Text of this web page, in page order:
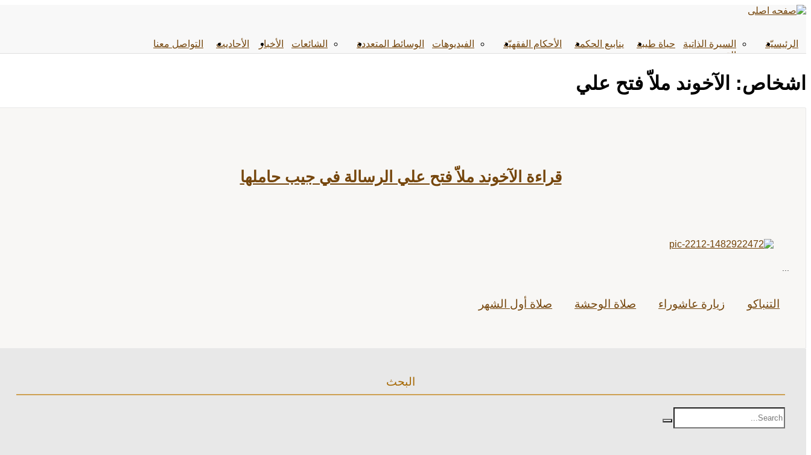
الرئیسیّة حياة طيبة
السيرة الذاتية
القصص
ينابيع الحكمة الأحکام الفقهیّة الوسائط المتعددة الفیدیوهات الأخبار الشائعات الأحادیث التواصل معنا
اشخاص: الآخوند ملاّ فتح علي
قراءة الآخوند ملاّ فتح علي الرسالة في جيب حاملها
...
التنباكو زيارة عاشوراء صلاة الوحشة صلاة أول الشهر
البحث